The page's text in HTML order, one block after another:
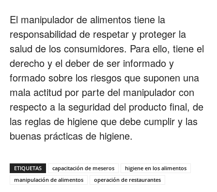
El manipulador de alimentos tiene la
responsabilidad de respetar y proteger la
salud de los consumidores. Para ello, tiene el
derecho y el deber de ser informado y
formado sobre los riesgos que suponen una
mala actitud por parte del manipulador con
respecto a la seguridad del producto final, de
las reglas de higiene que debe cumplir y las
buenas prácticas de higiene.
ETIQUETAS capacitación de meseros
higiene en los alimentos
manipulación de alimentos
operación de restaurantes